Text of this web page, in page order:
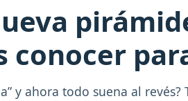
conocer
y ahora todo suena al revés?